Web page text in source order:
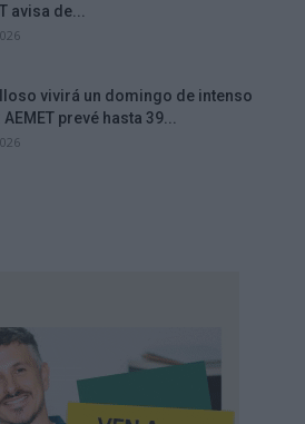
avisa de...
vivirá un domingo de intenso
prevé hasta 39...